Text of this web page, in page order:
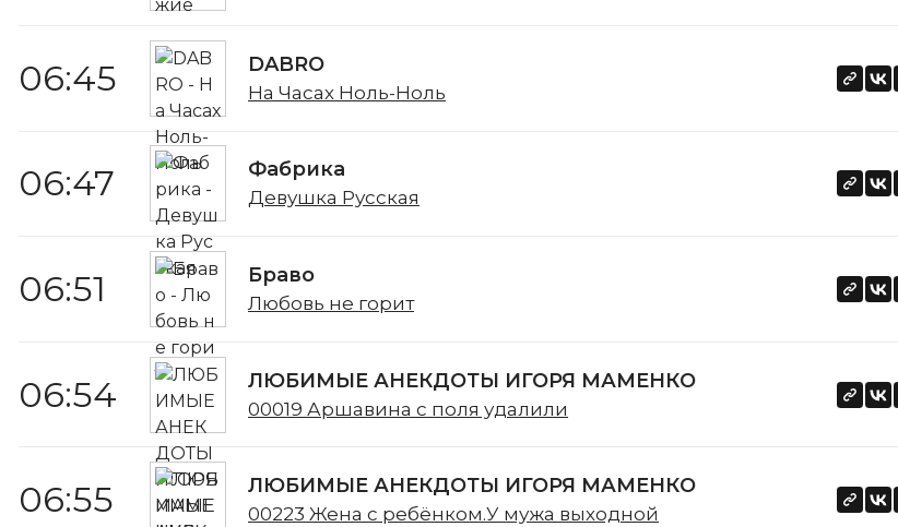
06:45 DABRO
На Часах Ноль-Ноль
06:47 Фабрика
Девушка Русская
06:51 Браво
Любовь не горит
06:54 ЛЮБИМЫЕ АНЕКДОТЫ ИГОРЯ МАМЕНКО
00019 Аршавина с поля удалили
06:55 ЛЮБИМЫЕ АНЕКДОТЫ ИГОРЯ МАМЕНКО
00223 Жена с ребёнком.У мужа выходной